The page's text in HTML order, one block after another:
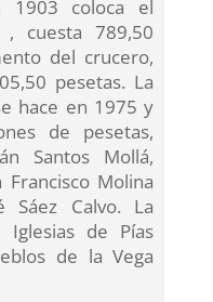
1903 coloca el
cuesta 789,50
del crucero,
pesetas. La
hace en 1975 y
de pesetas,
Santos Mollá,
Molina
Sáez Calvo. La
Iglesias de Pías
de la Vega